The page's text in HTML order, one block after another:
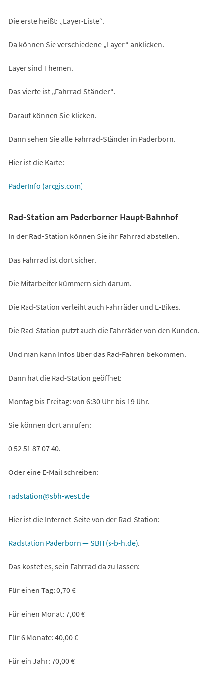
Die erste heißt: „Layer-Liste“.
Da können Sie verschiedene „Layer“ anklicken.
Layer sind Themen.
Das vierte ist „Fahrrad-Ständer“.
Darauf können Sie klicken.
Dann sehen Sie alle Fahrrad-Ständer in Paderborn.
Hier ist die Karte:
PaderInfo (arcgis.com)
(Öffnet
einem
Tab)
Rad-Station am Paderborner Haupt-Bahnhof
In der Rad-Station können Sie ihr Fahrrad abstellen.
Das Fahrrad ist dort sicher.
Die Mitarbeiter kümmern sich darum.
Die Rad-Station verleiht auch Fahrräder und E-Bikes.
Die Rad-Station putzt auch die Fahrräder von den Kunden.
Und man kann Infos über das Rad-Fahren bekommen.
Dann hat die Rad-Station geöffnet:
Montag bis Freitag: von 6:30 Uhr bis 19 Uhr.
Sie können dort anrufen:
0 52 51 87 07 40.
Oder eine E-Mail schreiben:
radstation sbh-west de
Hier ist die Internet-Seite von der Rad-Station:
Radstation Paderborn — SBH (s-b-h.de)
(Öffnet
einem
.
Das kostet es, sein Fahrrad da zu lassen:
Für einen Tag: 0,70 €
Für einen Monat: 7,00 €
Für 6 Monate: 40,00 €
Für ein Jahr: 70,00 €